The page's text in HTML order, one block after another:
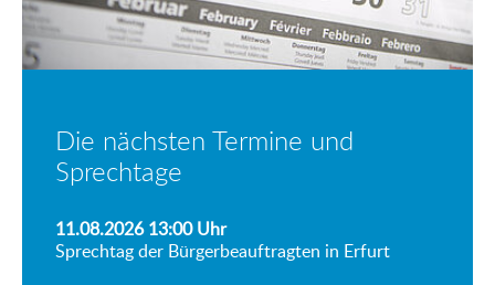
Die nächsten Termine und
Sprechtage
11.08.2026 13:00Uhr
Sprechtag der Bürgerbeauftragten in Erfurt